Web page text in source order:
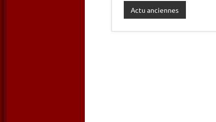
Actu anciennes